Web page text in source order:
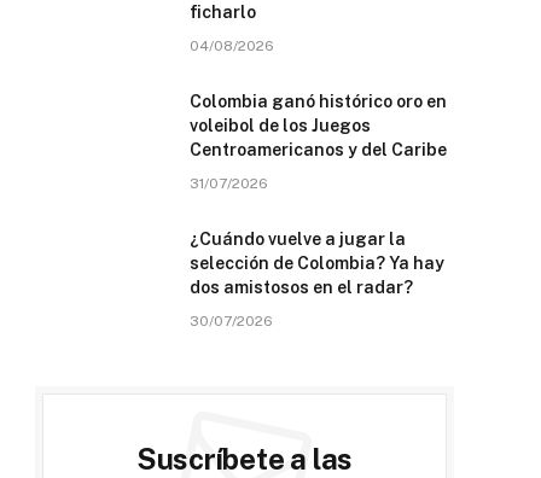
ficharlo
04/08/2026
Colombia ganó histórico oro en
voleibol de los Juegos
Centroamericanos y del Caribe
31/07/2026
¿Cuándo vuelve a jugar la
selección de Colombia? Ya hay
dos amistosos en el radar?
30/07/2026
Suscríbete a las